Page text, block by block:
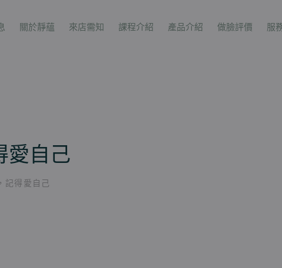
關於靜蘊 來店需知 課程介紹 產品介紹 做臉評價 服
愛自己
記得愛自己